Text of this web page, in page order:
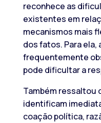
reconhece as
existentes em
mecanismos mais
dos fatos. Para
frequentemente
pode dificultar a
Também ressaltou
identificam
coação política,